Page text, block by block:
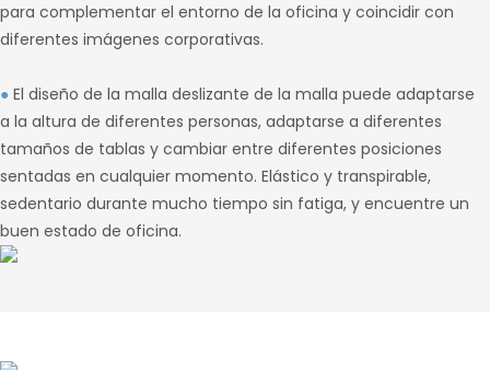
para complementar el entorno de la oficina y coincidir con
diferentes imágenes corporativas.
● El diseño de la malla deslizante de la malla puede adaptarse
a la altura de diferentes personas, adaptarse a diferentes
tamaños de tablas y cambiar entre diferentes posiciones
sentadas en cualquier momento. Elástico y transpirable,
sedentario durante mucho tiempo sin fatiga, y encuentre un
buen estado de oficina.